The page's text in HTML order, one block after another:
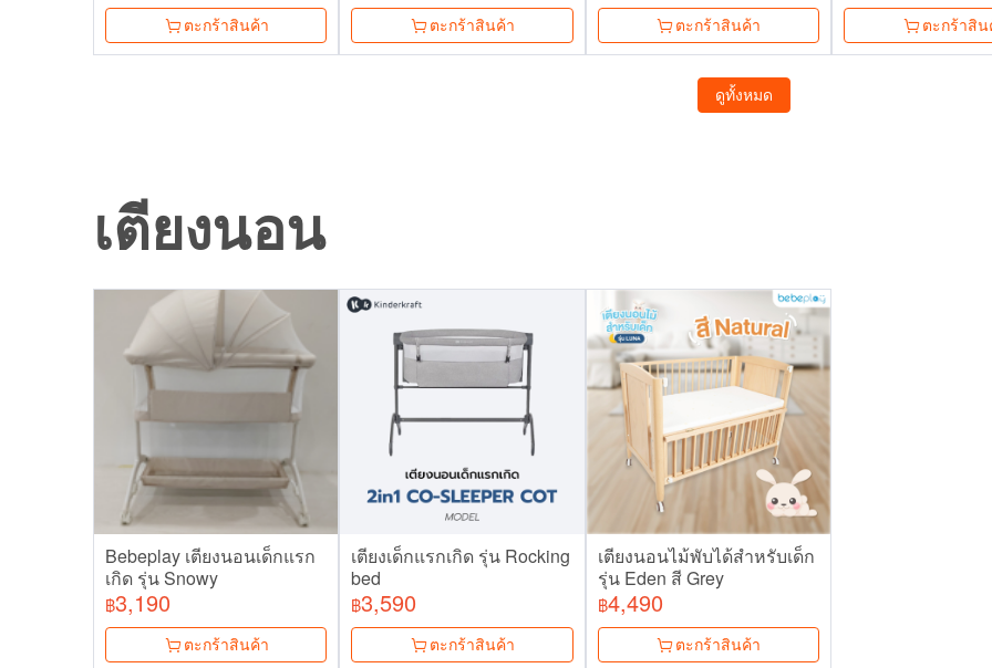
ตะกร้าสินค้า ตะกร้าสินค้า ตะกร้าสินค้า ตะกร้าสิน
ดูทั้งหมด
เตียงนอน
Bebeplay เตียงนอนเด็กแรก
เกิด รุ่น Snowy
฿3,190
ตะกร้าสินค้า
เตียงเด็กแรกเกิด รุ่น Rocking
bed
฿3,590
ตะกร้าสินค้า
เตียงนอนไม้พับได้สำหรับเด็ก
รุ่น Eden สี Grey
฿4,490
ตะกร้าสินค้า